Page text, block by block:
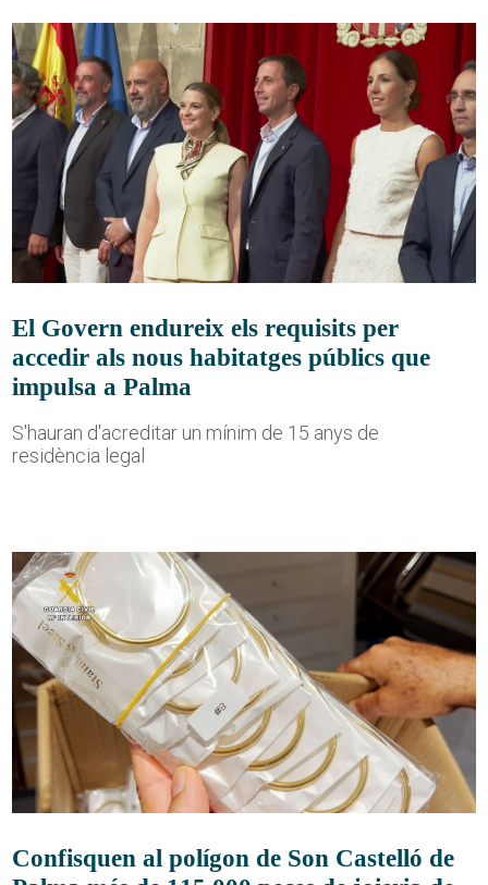
El Govern endureix els requisits per
accedir als nous habitatges públics que
impulsa a Palma
S'hauran d'acreditar un mínim de 15 anys de
residència legal
Confisquen al polígon de Son Castelló de